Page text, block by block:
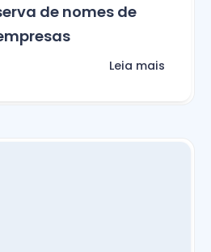
de nomes de
Leia mais